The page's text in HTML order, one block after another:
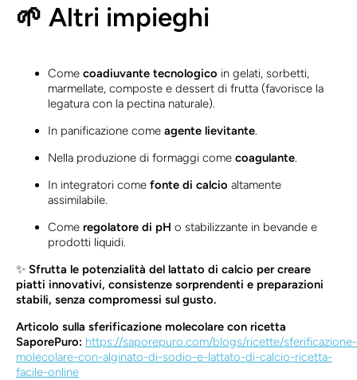
🌱 Altri impieghi
Come coadiuvante tecnologico in gelati, sorbetti,
marmellate, composte e dessert di frutta (favorisce la
legatura con la pectina naturale).
In panificazione come agente lievitante.
Nella produzione di formaggi come coagulante.
In integratori come fonte di calcio altamente
assimilabile.
Come regolatore di pH o stabilizzante in bevande e
prodotti liquidi.
✨ Sfrutta le potenzialità del lattato di calcio per creare
piatti innovativi, consistenze sorprendenti e preparazioni
stabili, senza compromessi sul gusto.
Articolo sulla sferificazione molecolare con ricetta
SaporePuro: https://saporepuro.com/blogs/ricette/sferificazione-
molecolare-con-alginato-di-sodio-e-lattato-di-calcio-ricetta-
facile-online